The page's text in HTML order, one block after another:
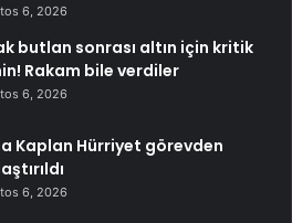
6, 2026
butlan sonrası altın için kritik
Rakam bile verdiler
6, 2026
Kaplan Hürriyet görevden
6, 2026